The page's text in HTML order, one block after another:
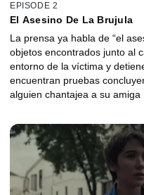
EPISODE 2
El Asesino De La Brujula
La prensa ya habla de “el
objetos encontrados junto al
entorno de la víctima y
encuentran pruebas
alguien chantajea a su
su coartada. ¿Lo hará?